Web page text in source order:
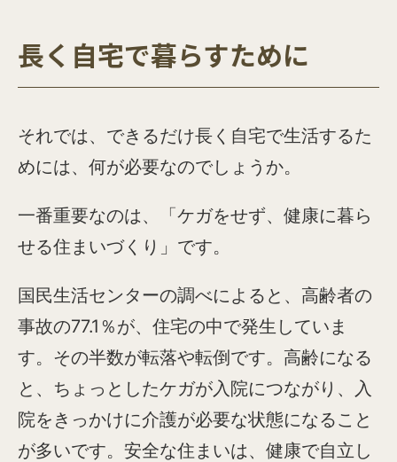
長く自宅で暮らすために
それでは、できるだけ長く自宅で生活するた
めには、何が必要なのでしょうか。
一番重要なのは、「ケガをせず、健康に暮ら
せる住まいづくり」です。
国民生活センターの調べによると、高齢者の
事故の77.1％が、住宅の中で発生していま
す。その半数が転落や転倒です。高齢になる
と、ちょっとしたケガが入院につながり、入
院をきっかけに介護が必要な状態になること
が多いです。安全な住まいは、健康で自立し